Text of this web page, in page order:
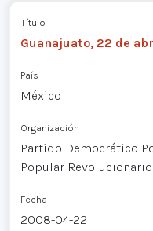
Título
Guanajuato, 22 de
País
México
Organización
Partido Democrático
Popular Revolucionario
Fecha
2008-04-22